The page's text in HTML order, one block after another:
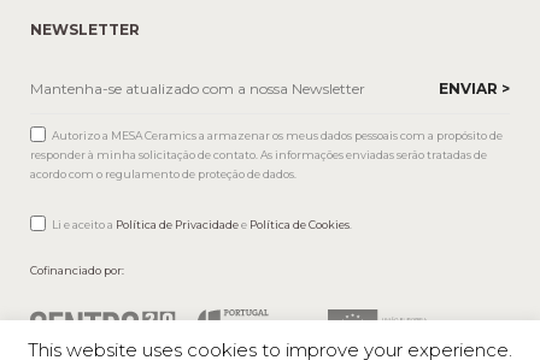
NEWSLETTER
Autorizo a MESA Ceramics a armazenar os meus dados pessoais com a propósito de
responder à minha solicitação de contato. As informações enviadas serão tratadas de
acordo com o regulamento de proteção de dados.
Li e aceito a Política de Privacidadee Política de Cookies
Cofinanciado por:
This website uses cookies to improve your experience.